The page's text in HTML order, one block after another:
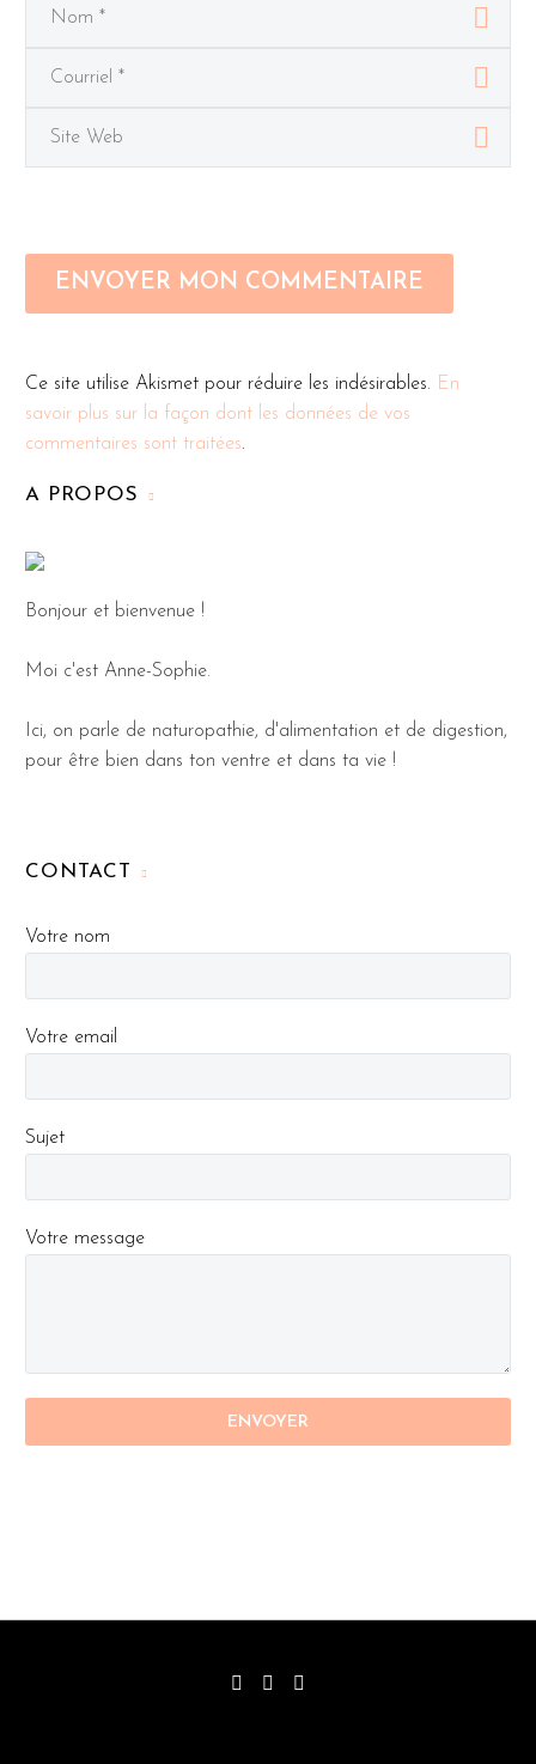
ENVOYER MON COMMENTAIRE
Ce site utilise Akismet pour réduire les indésirables. En
savoir plus sur la façon dont les données de vos
commentaires sont traitées.
A PROPOS
Bonjour et bienvenue !
Moi c'est Anne-Sophie.
Ici, on parle de naturopathie, d'alimentation et de digestion,
pour être bien dans ton ventre et dans ta vie !
CONTACT
Votre nom
Votre email
Sujet
Votre message